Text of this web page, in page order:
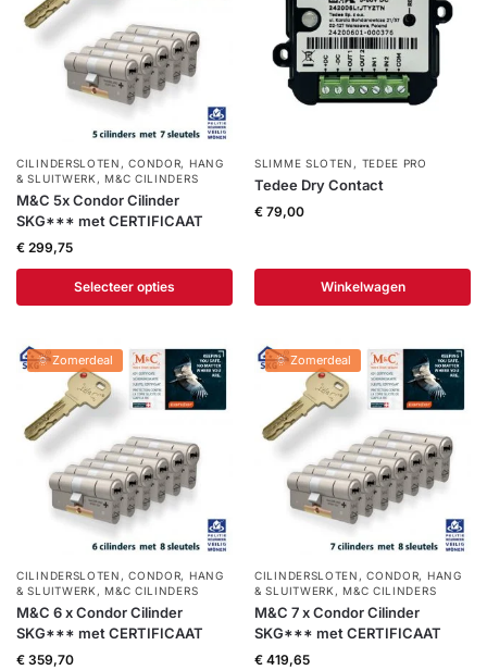
CILINDERSLOTEN ,CONDOR, HANG
& SLUITWERK ,M&C CILINDERS
M&C 5x Condor Cilinder
SKG*** met CERTIFICAAT
€ 299,75
Selecteer opties
SLIMME SLOTEN , TEDEE PRO
Tedee Dry Contact
€ 79,00
Winkelwagen
🌞 Zomerdeal
CILINDERSLOTEN ,CONDOR, HANG
& SLUITWERK ,M&C CILINDERS
M&C 6 x Condor Cilinder
SKG*** met CERTIFICAAT
€ 359,70
🌞 Zomerdeal
CILINDERSLOTEN ,CONDOR, HANG
& SLUITWERK ,M&C CILINDERS
M&C 7 x Condor Cilinder
SKG*** met CERTIFICAAT
€ 419,65